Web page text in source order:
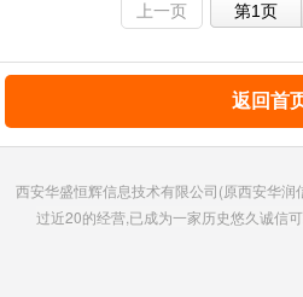
上一页 第1页
返回首
西安华盛恒辉信息技术有限公司(原西安华
过近20的经营,已成为一家历史悠久诚信